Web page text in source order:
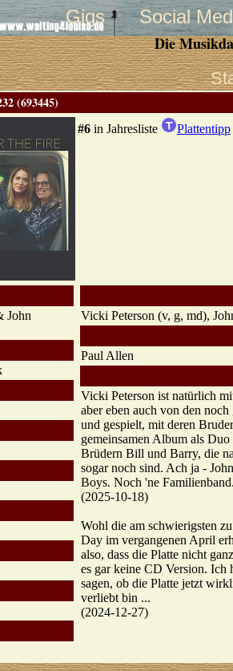
Gigs Social
Die
(693445)
#6 in Jahresliste Plattentipp
John
Vicki Peterson (v, g, md),
Paul Allen
Vicki Peterson ist natürlich
aber eben auch von den
und gespielt, mit deren
gemeinsamen Album als
Brüdern Bill und Barry, die
sogar noch sind. Ach ja -
Boys. Noch 'ne
(2025-10-18)
Wohl die am schwierigsten
Day im vergangenen April
also, dass die Platte nicht
es gar keine CD Version. Ich
sagen, ob die Platte jetzt
verliebt bin ...
(2024-12-27)